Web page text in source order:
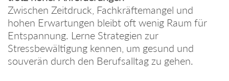
Zwischen Zeitdruck, Fachkräftemangel und
hohen Erwartungen bleibt oft wenig Raum für
Entspannung. Lerne Strategien zur
Stressbewältigung kennen, um gesund und
souverän durch den Berufsalltag zu gehen.